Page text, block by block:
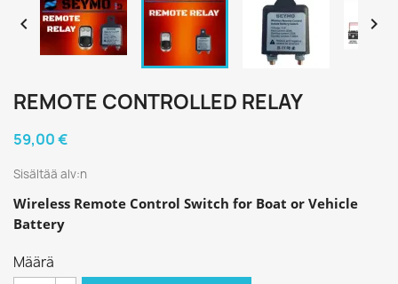
 
REMOTE CONTROLLED RELAY
59,00 €
Sisältää alv:n
Wireless Remote Control Switch for Boat or Vehicle
Battery
Määrä